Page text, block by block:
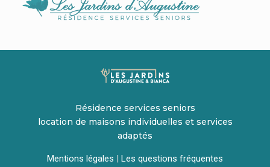
Résidence services seniors
location de maisons individuelles et services
adaptés
Mentions légales | Les questions fréquentes